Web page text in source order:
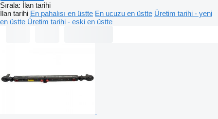
Sırala: İlan tarihi
İlan tarihi En pahalısı en üstte En ucuzu en üstte Üretim tarihi - yeni
en üstte Üretim tarihi - eski en üstte